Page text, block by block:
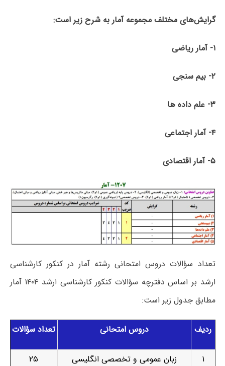
گرایش‌های مختلف مجموعه آمار به شرح زیر است:
۱- آمار ریاضی
۲- بیم سنجی
۳- علم داده ها
۴- آمار اجتماعی
۵- آمار اقتصادی
تعداد سؤالات دروس امتحانی رشته آمار در کنکور کارشناسی
ارشد بر اساس دفترچه سؤالات کنکور کارشناسی ارشد ۱۴۰۴ آمار
مطابق جدول زیر است:
ردیف دروس امتحانی تعداد سؤالات
۱ زبان عمومی و تخصصی انگلیسی ۲۵